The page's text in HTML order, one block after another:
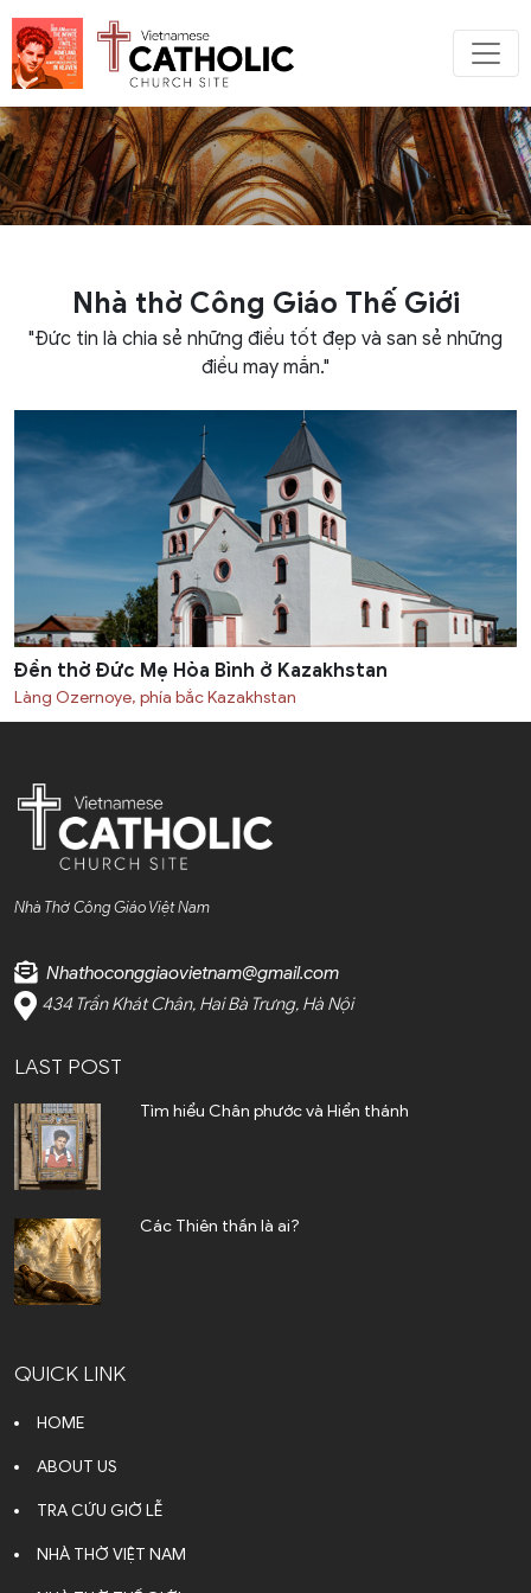
Nhà thờ Công Giáo Thế Giới
"Đức tin là chia sẻ những điều tốt đẹp và san sẻ những
điều may mắn."
Đền thờ Đức Mẹ Hòa Bình ở Kazakhstan
Làng Ozernoye, phía bắc Kazakhstan
Nhà Thờ Công Giáo Việt Nam
Nhathoconggiaovietnam@gmail.com
434 Trần Khát Chân, Hai Bà Trưng, Hà Nội
LAST POST
Tìm hiểu Chân phước và Hiển thánh
Các Thiên thần là ai?
QUICK LINK
HOME
ABOUT US
TRA CỨU GIỜ LỄ
NHÀ THỜ VIỆT NAM